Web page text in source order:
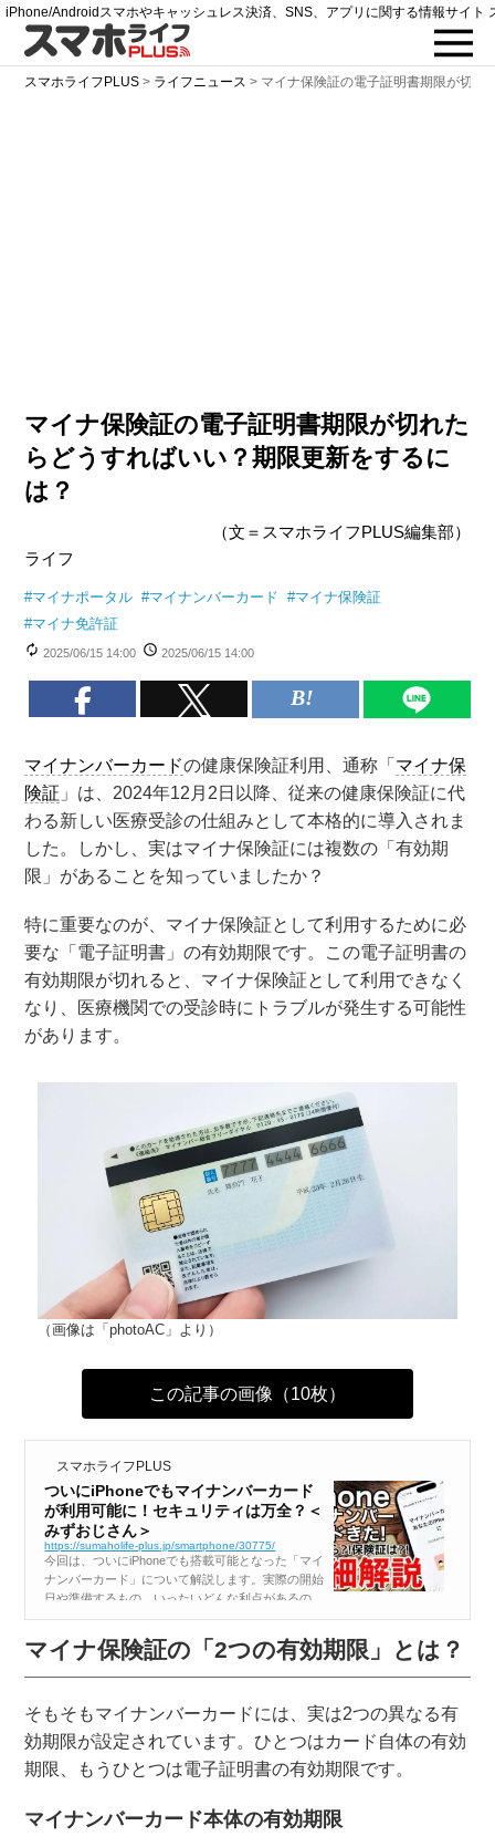
iPhone/Androidスマホやキャッシュレス決済、SNS、アプリに関する情報サイト
スマホライフPLUS > ライフニュース > マイナ保険証の電子証明書期限が切れ
マイナ保険証の電子証明書期限が切れた
らどうすればいい？期限更新をするに
は？
（文＝スマホライフPLUS編集部）
ライフ
#マイナポータル #マイナンバーカード #マイナ保険証
#マイナ免許証
2025/06/15 14:00 2025/06/15 14:00
マイナンバーカードの健康保険証利用、通称「 マイナ保
険証 」は、2024年12月2日以降、従来の健康保険証に代
わる新しい医療受診の仕組みとして本格的に導入されま
した。しかし、実はマイナ保険証には複数の「有効期
限」があることを知っていましたか？
特に重要なのが、マイナ保険証として利用するために必
要な「電子証明書」の有効期限です。この電子証明書の
有効期限が切れると、マイナ保険証として利用できなく
なり、医療機関での受診時にトラブルが発生する可能性
があります。
（画像は「photoAC」より）
この記事の画像（10枚）
スマホライフPLUS
ついにiPhoneでもマイナンバーカード
が利用可能に！セキュリティは万全？＜
みずおじさん＞
https://sumaholife-plus.jp/smartphone/30775/
今回は、ついにiPhoneでも搭載可能となった「マイ
ナンバーカード」について解説します。実際の開始
日や準備するもの、いったいどんな利点があるの
か？ マイナ保険証は使えるのか？ そして、気に
なるセキュリティの安全性についても解説していき
ますよ。 デジタル庁からの発...
マイナ保険証の「2つの有効期限」とは？
そもそもマイナンバーカードには、実は2つの異なる有
効期限が設定されています。ひとつはカード自体の有効
期限、もうひとつは電子証明書の有効期限です。
マイナンバーカード本体の有効期限